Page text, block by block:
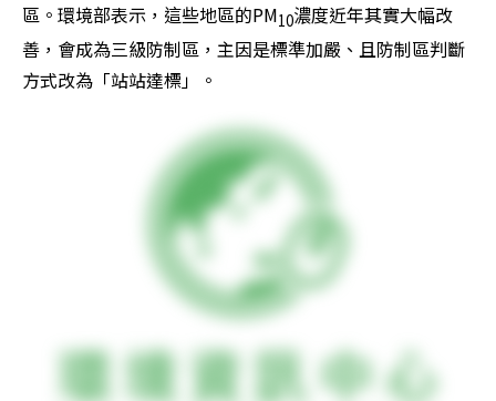
區。環境部表示，這些地區的PM10濃度近年其實大幅改
善，會成為三級防制區，主因是標準加嚴、且防制區判斷
方式改為「站站達標」。